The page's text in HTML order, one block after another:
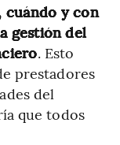
cuándo y con
gestión del
. Esto
prestadores
del
que todos